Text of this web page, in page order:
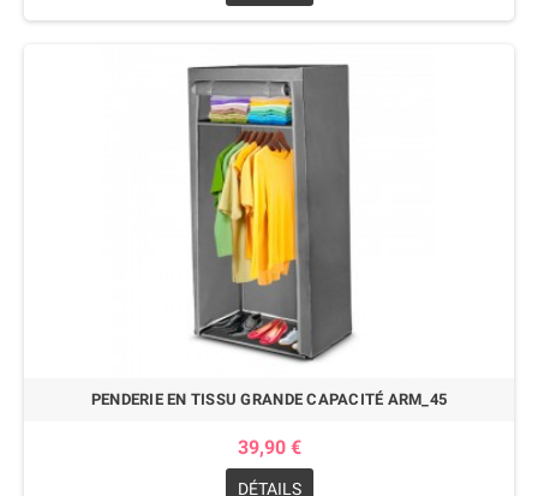
PENDERIE EN TISSU GRANDE CAPACITÉ ARM_45
39,90 €
DÉTAILS